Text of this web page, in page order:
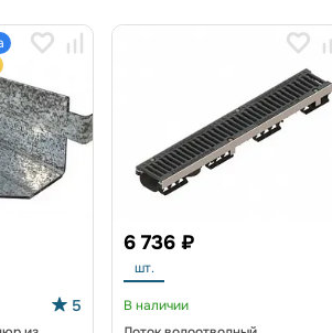
5
6 736 ₽
шт.
В наличии